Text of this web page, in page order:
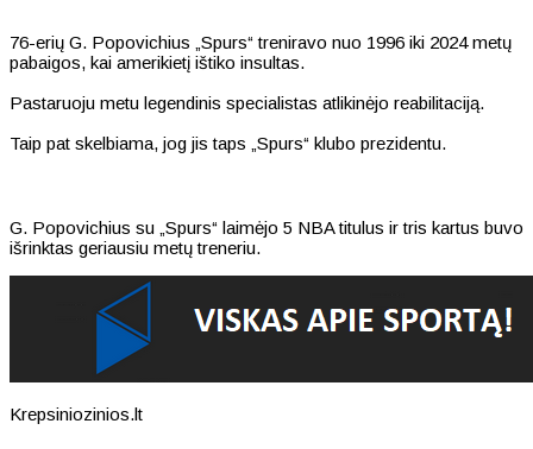
76-erių G. Popovichius „Spurs“ treniravo nuo 1996 iki 2024 metų
pabaigos, kai amerikietį ištiko insultas.
Pastaruoju metu legendinis specialistas atlikinėjo reabilitaciją.
Taip pat skelbiama, jog jis taps „Spurs“ klubo prezidentu.
G. Popovichius su „Spurs“ laimėjo 5 NBA titulus ir tris kartus buvo
išrinktas geriausiu metų treneriu.
Krepsiniozinios.lt